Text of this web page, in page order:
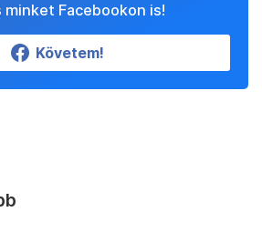
minket Facebookon is!
Követem!